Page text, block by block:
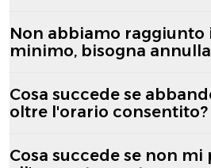
Non abbiamo raggiunto
minimo, bisogna
Cosa succede se
oltre l'orario consentito?
Cosa succede se non mi